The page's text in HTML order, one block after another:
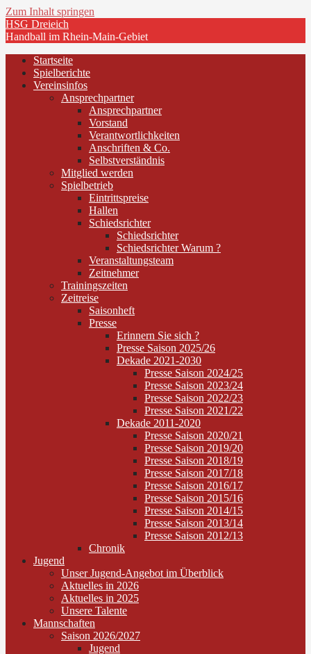
Zum Inhalt springen
HSG Dreieich
Handball im Rhein-Main-Gebiet
Startseite
Spielberichte
Vereinsinfos
Ansprechpartner
Ansprechpartner
Vorstand
Verantwortlichkeiten
Anschriften & Co.
Selbstverständnis
Mitglied werden
Spielbetrieb
Eintrittspreise
Hallen
Schiedsrichter
Schiedsrichter
Schiedsrichter Warum ?
Veranstaltungsteam
Zeitnehmer
Trainingszeiten
Zeitreise
Saisonheft
Presse
Erinnern Sie sich ?
Presse Saison 2025/26
Dekade 2021-2030
Presse Saison 2024/25
Presse Saison 2023/24
Presse Saison 2022/23
Presse Saison 2021/22
Dekade 2011-2020
Presse Saison 2020/21
Presse Saison 2019/20
Presse Saison 2018/19
Presse Saison 2017/18
Presse Saison 2016/17
Presse Saison 2015/16
Presse Saison 2014/15
Presse Saison 2013/14
Presse Saison 2012/13
Chronik
Jugend
Unser Jugend-Angebot im Überblick
Aktuelles in 2026
Aktuelles in 2025
Unsere Talente
Mannschaften
Saison 2026/2027
Jugend